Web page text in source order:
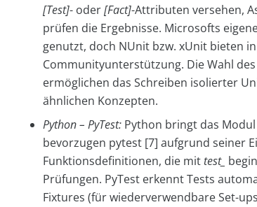
[Test]- oder[Fact]-Attributen versehen,
prüfen die Ergebnisse. Microsofts
genutzt, doch NUnit bzw. xUnit bieten
Communityunterstützung. Die Wahl
ermöglichen das Schreiben isolierter
ähnlichen Konzepten.
Python – PyTest: Python bringt das Modul
bevorzugen pytest [7] aufgrund seiner
Funktionsdefinitionen, die mittest_
Prüfungen. PyTest erkennt Tests
Fixtures (für wiederverwendbare Set-